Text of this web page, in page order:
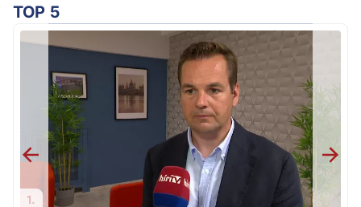
TOP 5
1.